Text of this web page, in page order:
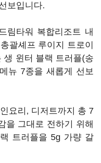
보입니다.
림타워 복합리조트 내
괄셰프 루이지 트로이
생 윈터 블랙 트러플(송
뉴 7종을 새롭게 선보
요리, 디저트까지 총 7
을 그대로 전하기 위해
트러플을 5g 가량 갈